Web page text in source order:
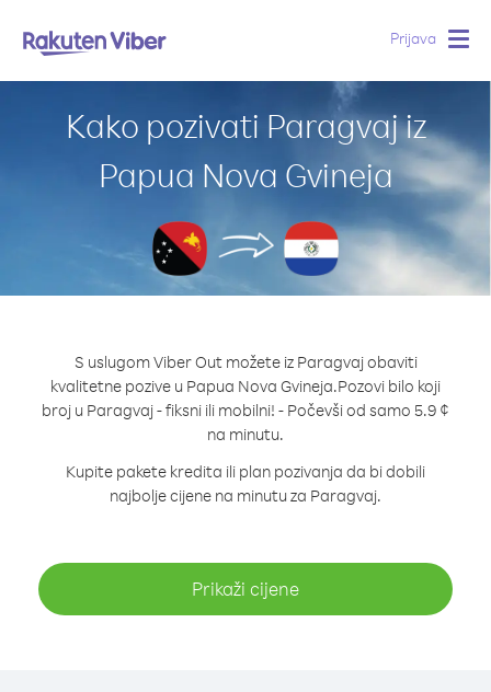
Prijava
Kako pozivati Paragvaj iz
Papua Nova Gvineja
S uslugom Viber Out možete iz Paragvaj obaviti
kvalitetne pozive u Papua Nova Gvineja.Pozovi bilo koji
broj u Paragvaj - fiksni ili mobilni! - Počevši od samo 5.9 ¢
na minutu.
Kupite pakete kredita ili plan pozivanja da bi dobili
najbolje cijene na minutu za Paragvaj.
Prikaži cijene